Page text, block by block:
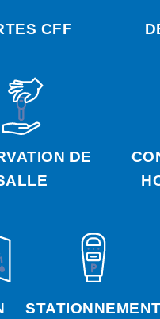
CFF
DE
STATIONNEMENT